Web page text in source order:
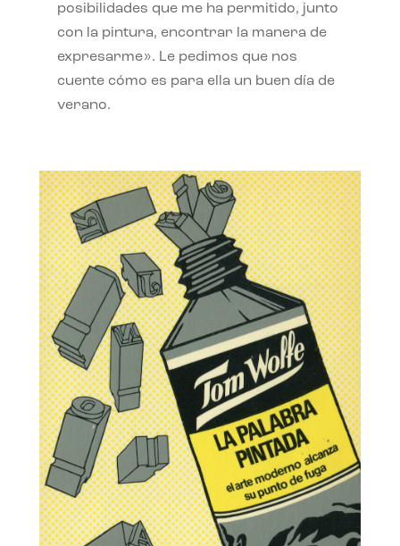
posibilidades que me ha permitido, junto
con la pintura, encontrar la manera de
expresarme». Le pedimos que nos
cuente cómo es para ella un buen día de
verano.